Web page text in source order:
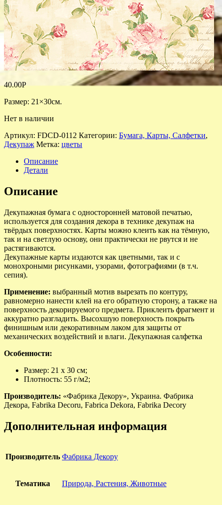
40.00Р
Размер: 21×30см.
Нет в наличии
Артикул: FDCD-0112 Категории: Бумага, Карты, Салфетки,
Декупаж Метка: цветы
Описание
Детали
Описание
Декупажная бумага с односторонней матовой печатью,
используется для создания декора в технике декупаж на
твёрдых поверхностях. Карты можно клеить как на тёмную,
так и на светлую основу, они практически не рвутся и не
растягиваются.
Декупажные карты издаются как цветными, так и с
монохроными рисунками, узорами, фотографиями (в т.ч.
сепия).
Применение: выбранный мотив вырезать по контуру,
равномерно нанести клей на его обратную сторону, а также на
поверхность декорируемого предмета. Приклеить фрагмент и
аккуратно разгладить. Высохшую поверхность покрыть
финишным или декоративным лаком для защиты от
механических воздействий и влаги. Декупажная салфетка
Особенности:
Размер: 21 х 30 см;
Плотность: 55 г/м2;
Производитель: «Фабрика Декору», Украина. Фабрика
Декора, Fabrika Decoru, Fabrica Dekora, Fabrika Decory
Дополнительная информация
Производитель Фабрика Декору
Тематика Природа, Растения, Животные